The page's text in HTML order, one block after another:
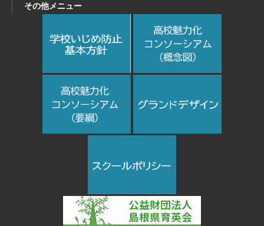
その他メニュー